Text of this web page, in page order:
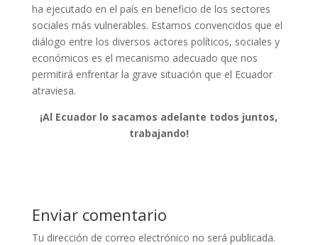
ha ejecutado en el país en beneficio de los sectores
sociales más vulnerables. Estamos convencidos que el
diálogo entre los diversos actores políticos, sociales y
económicos es el mecanismo adecuado que nos
permitirá enfrentar la grave situación que el Ecuador
atraviesa.
¡Al Ecuador lo sacamos adelante todos juntos,
trabajando!
Enviar comentario
Tu dirección de correo electrónico no será publicada.